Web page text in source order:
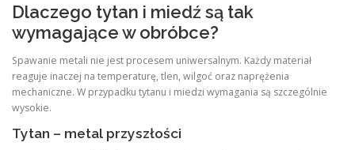
Dlaczego tytan i miedź są tak
wymagające w obróbce?
Spawanie metali nie jest procesem uniwersalnym. Każdy materiał
reaguje inaczej na temperaturę, tlen, wilgoć oraz naprężenia
mechaniczne. W przypadku tytanu i miedzi wymagania są szczególnie
wysokie.
Tytan – metal przyszłości